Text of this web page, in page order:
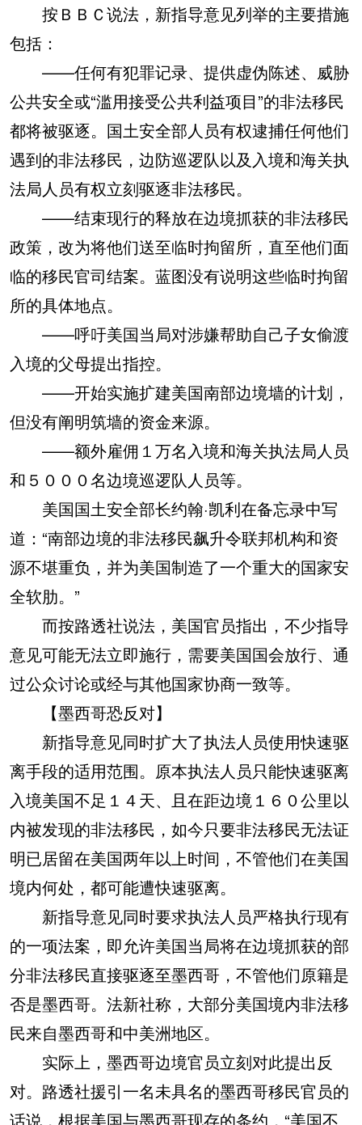
按ＢＢＣ说法，新指导意见列举的主要措施
包括：
——任何有犯罪记录、提供虚伪陈述、威胁
公共安全或“滥用接受公共利益项目”的非法移民
都将被驱逐。国土安全部人员有权逮捕任何他们
遇到的非法移民，边防巡逻队以及入境和海关执
法局人员有权立刻驱逐非法移民。
——结束现行的释放在边境抓获的非法移民
政策，改为将他们送至临时拘留所，直至他们面
临的移民官司结案。蓝图没有说明这些临时拘留
所的具体地点。
——呼吁美国当局对涉嫌帮助自己子女偷渡
入境的父母提出指控。
——开始实施扩建美国南部边境墙的计划，
但没有阐明筑墙的资金来源。
——额外雇佣１万名入境和海关执法局人员
和５０００名边境巡逻队人员等。
美国国土安全部长约翰·凯利在备忘录中写
道：“南部边境的非法移民飙升令联邦机构和资
源不堪重负，并为美国制造了一个重大的国家安
全软肋。”
而按路透社说法，美国官员指出，不少指导
意见可能无法立即施行，需要美国国会放行、通
过公众讨论或经与其他国家协商一致等。
【墨西哥恐反对】
新指导意见同时扩大了执法人员使用快速驱
离手段的适用范围。原本执法人员只能快速驱离
入境美国不足１４天、且在距边境１６０公里以
内被发现的非法移民，如今只要非法移民无法证
明已居留在美国两年以上时间，不管他们在美国
境内何处，都可能遭快速驱离。
新指导意见同时要求执法人员严格执行现有
的一项法案，即允许美国当局将在边境抓获的部
分非法移民直接驱逐至墨西哥，不管他们原籍是
否是墨西哥。法新社称，大部分美国境内非法移
民来自墨西哥和中美洲地区。
实际上，墨西哥边境官员立刻对此提出反
对。路透社援引一名未具名的墨西哥移民官员的
话说，根据美国与墨西哥现存的条约，“美国不